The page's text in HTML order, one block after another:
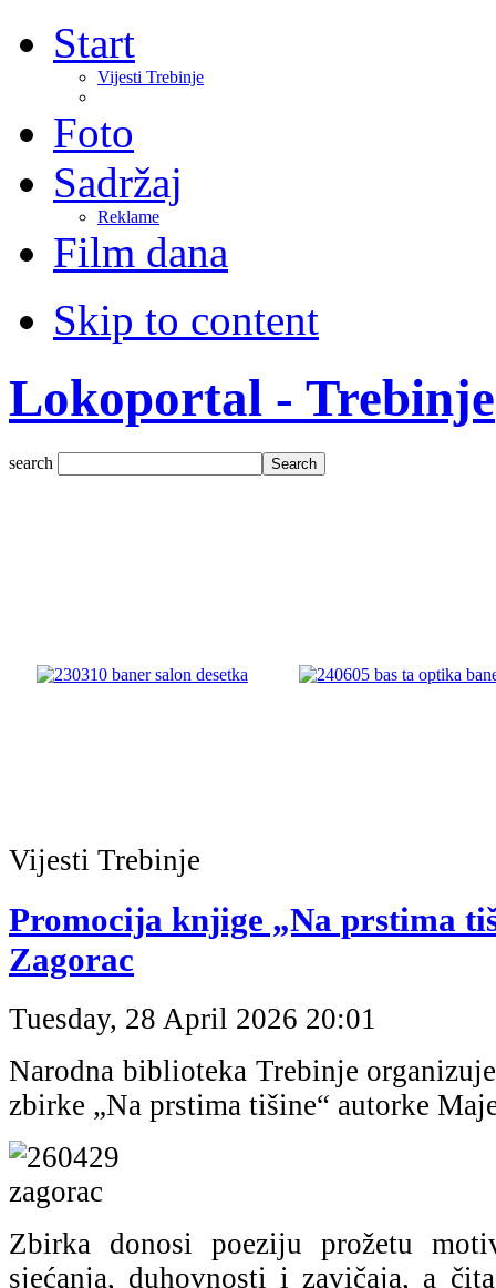
Start
Vijesti Trebinje
Foto
Sadržaj
Reklame
Film dana
Skip to content
Lokoportal - Trebinje
search
Vijesti Trebinje
Promocija knjige „Na prstima
Zagorac
Tuesday, 28 April 2026 20:01
Narodna biblioteka Trebinje
zbirke „Na prstima tišine“ autorke
Zbirka donosi poeziju prožetu
sjećanja, duhovnosti i zavičaja, a